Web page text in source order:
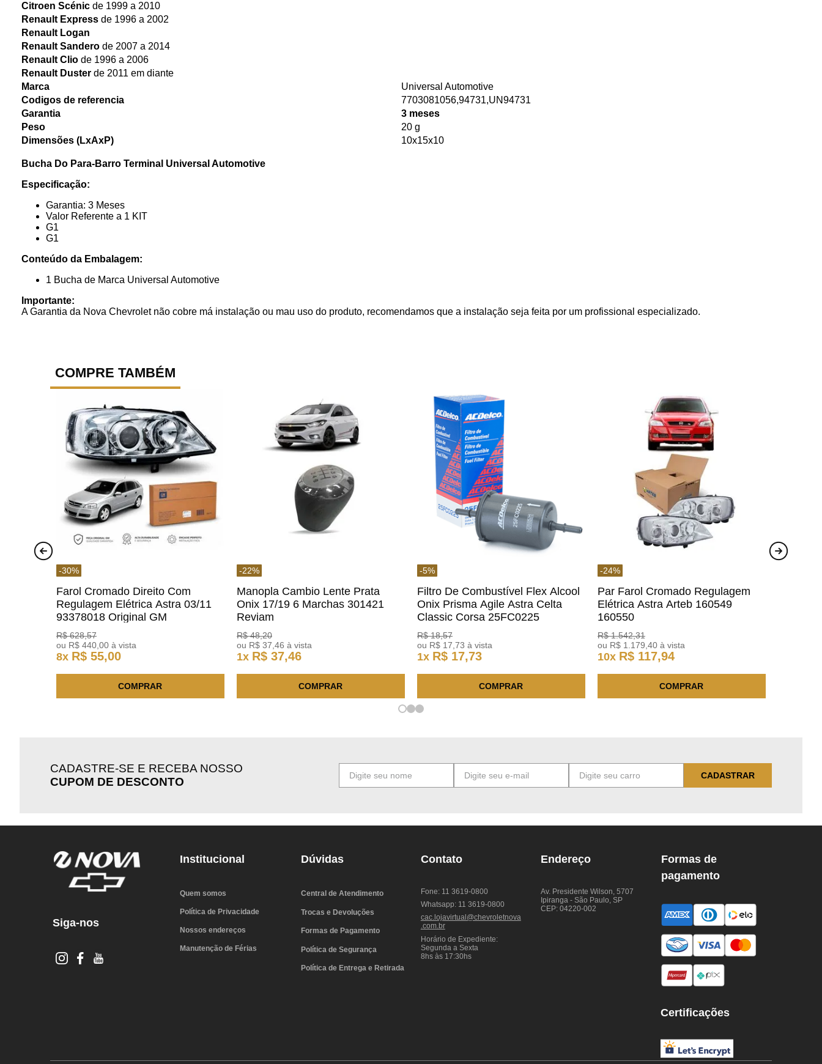
Citroen Scénic de 1999 a 2010
Renault Express de 1996 a 2002
Renault Logan
Renault Sandero de 2007 a 2014
Renault Clio de 1996 a 2006
Renault Duster de 2011 em diante
Marca
Universal Automotive
Codigos de referencia
7703081056,94731,UN94731
Garantia
3 meses
Peso
20 g
Dimensões (LxAxP)
10x15x10
Bucha Do Para-Barro Terminal Universal Automotive
Especificação:
Garantia: 3 Meses
Valor Referente a 1 KIT
G1
G1
Conteúdo da Embalagem:
1 Bucha de Marca Universal Automotive
Importante:
A Garantia da Nova Chevrolet não cobre má instalação ou mau uso do produto, recomendamos que a instalação seja feita por um profissional especializado.
COMPRE TAMBÉM
-30%
Farol Cromado Direito Com
Regulagem Elétrica Astra 03/11
93378018 Original GM
R$ 628,57
ou R$ 440 ,00 à vista
8x R$ 55,00
COMPRAR
-22%
Manopla Cambio Lente Prata
Onix 17/19 6 Marchas 301421
Reviam
R$ 48,20
ou R$ 37 ,46 à vista
1x R$ 37,46
COMPRAR
-5%
Filtro De Combustível Flex Alcool
Onix Prisma Agile Astra Celta
Classic Corsa 25FC0225
ACDelco
R$ 18,57
ou R$ 17 ,73 à vista
1x R$ 17,73
COMPRAR
-24%
Par Farol Cromado Regulagem
Elétrica Astra Arteb 160549
160550
R$ 1.542,31
ou R$ 1 179 ,40 à vista
10x R$ 117,94
COMPRAR
CADASTRE-SE E RECEBA NOSSO
CUPOM DE DESCONTO
CADASTRAR
Siga-nos
Institucional
Quem somos
Política de Privacidade
Nossos endereços
Manutenção de Férias
Dúvidas
Central de Atendimento
Trocas e Devoluções
Formas de Pagamento
Política de Segurança
Política de Entrega e Retirada
Contato
Fone: 11 3619-0800
Whatsapp: 11 3619-0800
cac.lojavirtual@chevroletnova
.com.br
Horário de Expediente:
Segunda a Sexta
8hs às 17:30hs
Endereço
Av. Presidente Wilson, 5707
Ipiranga - São Paulo, SP
CEP: 04220-002
Formas de
pagamento
Certificações